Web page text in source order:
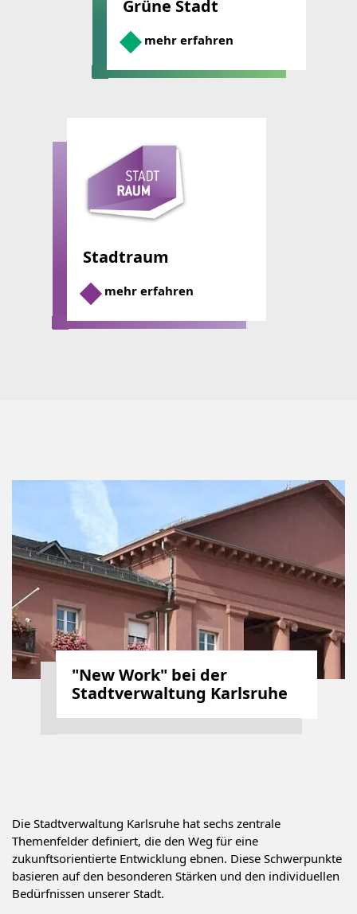
Grüne Stadt
mehr erfahren
Stadtraum
mehr erfahren
"New Work" bei der
Stadtverwaltung Karlsruhe
Die Stadtverwaltung Karlsruhe hat sechs zentrale
Themenfelder definiert, die den Weg für eine
zukunftsorientierte Entwicklung ebnen. Diese Schwerpunkte
basieren auf den besonderen Stärken und den individuellen
Bedürfnissen unserer Stadt.